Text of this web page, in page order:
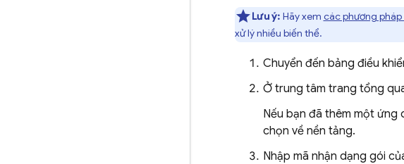
Lưu ý: Hãy xem các phương pháp
xử lý nhiều biến thể.
Chuyển đến bảng điều
Ở trung tâm trang tổng
Nếu bạn đã thêm một ứng
chọn về nền tảng.
Nhập mã nhận dạng gói